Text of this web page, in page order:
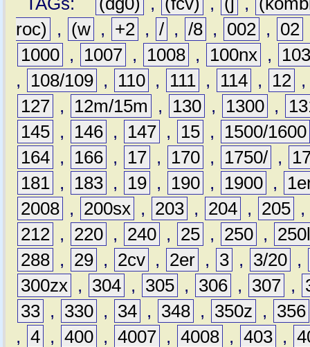
roc)
, (w , +2 , / , /8 , 002 , 02
1000 , 1007 , 1008 , 100nx ,
,
108/109 , 110 , 111 , 114 , 12
127 , 12m/15m , 130 , 1300 ,
145 , 146 , 147 , 15 ,
1500/1600
164 , 166 , 17 , 170 , 1750/ ,
181 , 183 , 19 , 190 , 1900 ,
2008 , 200sx , 203 , 204 , 205 ,
212 , 220 , 240 , 25 , 250 ,
288 , 29 , 2cv , 2er , 3 , 3/20 ,
300zx , 304 , 305 , 306 , 307 ,
33 , 330 , 34 , 348 , 350z ,
356
, 4 , 400 , 4007 , 4008 , 403 ,